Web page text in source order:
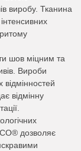
виробу. Тканина
шов міцним та
Вироби
відмінну
дозволяє